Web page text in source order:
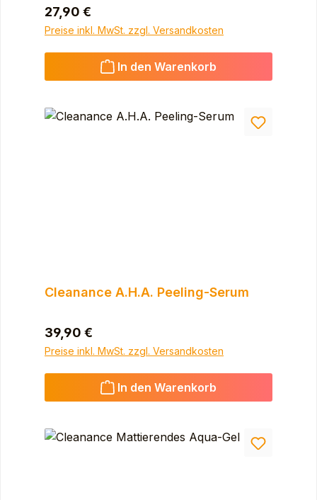
Regulärer Preis:
27,90 €
Preise inkl. MwSt. zzgl. Versandkosten
In den Warenkorb
Cleanance A.H.A. Peeling-Serum
Regulärer Preis:
39,90 €
Preise inkl. MwSt. zzgl. Versandkosten
In den Warenkorb